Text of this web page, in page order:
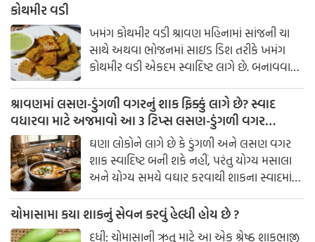
સુધી જોવા મળે છે. વર્લ્ડ હેલ્થ ઓર્ગેનાઇઝેશન
ડેન્ગ્યુને સામાન્ય ડેન્ગ્યુ અને ગંભીર ડેન્ગ્યુ એમ બે
ભાગમાં વહેંચ્યો છે.
કોથમીર વડી
ખમંગ કોથમીર વડી શ્રાવણ મહિનામાં સાંજની ચા
સાથે અથવા ભોજનમાં સાઇડ ડિશ તરીકે ખમંગ
કોથમીર વડી એકદમ સ્વાદિષ્ટ લાગે છે. બનાવવામાં
સરળ અને ચટપટી આ વડી પરિવારના દરેક
સભ્યને પસંદ આવશે. સામગ્રી
શ્રાવણમાં લસણ-ડુંગળી વગરનું શાક ફિક્કું લાગે છે? સ્વાદ
વધારવા માટે અજમાવો આ 3 ટિપ્સ લસણ-ડુંગળી વગર
સ્વાદિષ્ટ શાક કેવી રીતે બનાવવું?ઘણા લોકોને લાગે છે કે ડુંગળી અને લસણ વગર
શાક સ્વાદિષ્ટ બની શકે નહીં, પરંતુ યોગ્ય મસાલા
અને યોગ્ય સમયે વઘાર કરવાથી શાકના સ્વાદમાં
ઘણો ફરક પડી શકે છે. કેટલીક સરળ કિચન
ટ્રિક્સની મદદથી તમે કોઈપણ શાકને સ્વાદિષ્ટ
બનાવી શકો છો.
ચોમાસામા કયા શાકનું સેવન કરવું હેલ્ધી હોય છે ?
દૂધી: ચોમાસાની ઋતુ માટે આ એક શ્રેષ્ઠ શાકભાજી